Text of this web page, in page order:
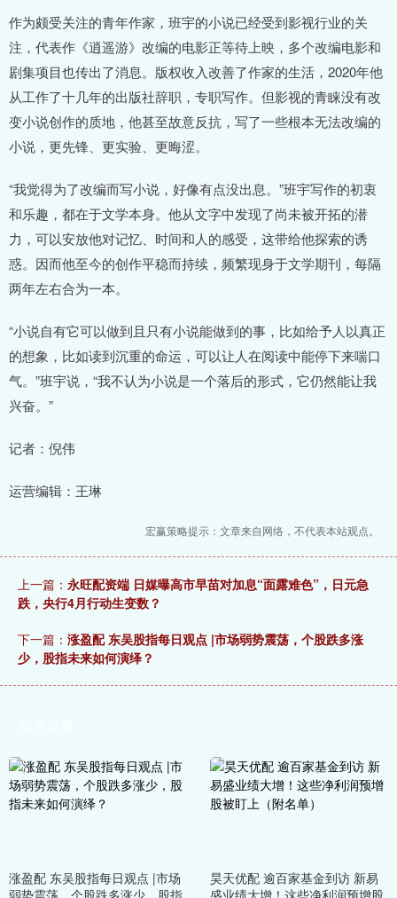
作为颇受关注的青年作家，班宇的小说已经受到影视行业的关
注，代表作《逍遥游》改编的电影正等待上映，多个改编电影和
剧集项目也传出了消息。版权收入改善了作家的生活，2020年他
从工作了十几年的出版社辞职，专职写作。但影视的青睐没有改
变小说创作的质地，他甚至故意反抗，写了一些根本无法改编的
小说，更先锋、更实验、更晦涩。
“我觉得为了改编而写小说，好像有点没出息。”班宇写作的初衷
和乐趣，都在于文学本身。他从文字中发现了尚未被开拓的潜
力，可以安放他对记忆、时间和人的感受，这带给他探索的诱
惑。因而他至今的创作平稳而持续，频繁现身于文学期刊，每隔
两年左右合为一本。
“小说自有它可以做到且只有小说能做到的事，比如给予人以真正
的想象，比如读到沉重的命运，可以让人在阅读中能停下来喘口
气。”班宇说，“我不认为小说是一个落后的形式，它仍然能让我
兴奋。”
记者：倪伟
运营编辑：王琳
宏赢策略提示：文章来自网络，不代表本站观点。
上一篇： 永旺配资端 日媒曝高市早苗对加息“面露难色”，日元急
跌，央行4月行动生变数？
下一篇： 涨盈配 东吴股指每日观点 |市场弱势震荡，个股跌多涨
少，股指未来如何演绎？
涨盈配 东吴股指每日观点 |市场
昊天优配 逾百家基金到访 新易